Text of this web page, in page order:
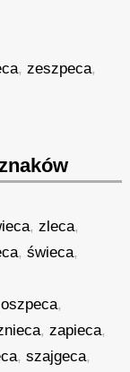
,zeszpeca,
,zleca,
,świeca,
oszpeca,
,zapieca,
,szajgeca,